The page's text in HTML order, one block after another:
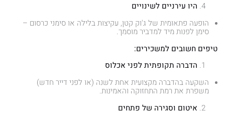
היו עירניים לשינויים
הופעה פתאומית של ג'וק קטן, עקיצות בלילה או סימני כרסום –
סימן לפנות מיד למדביר מוסמך.
טיפים חשובים למשכירים:
הדברה תקופתית לפני אכלוס
השקעה בהדברה מקצועית אחת לשנה (או לפני דייר חדש)
משפרת את רמת התחזוקה והאמינות.
איטום וסגירה של פתחים